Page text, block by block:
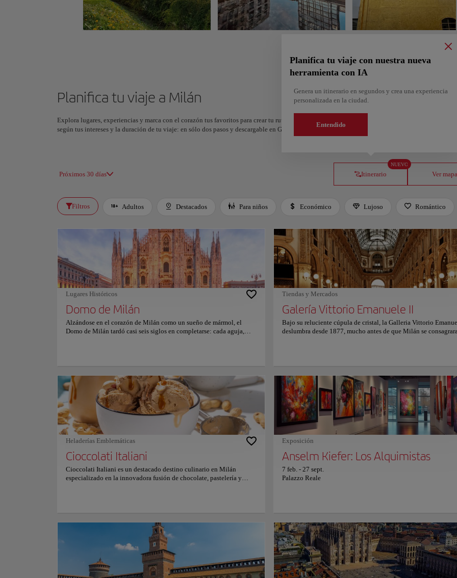
Planifica tu viaje a Milán
Explora lugares, experiencias y marca con el corazón tus favoritos para crear tu ruta y compartirla. ¿Quieres más ideas? Obtén un itinerario
según tus intereses y la duración de tu viaje: en sólo dos pasos y descargable en Google Maps.
Próximos 30 días Itinerario
NUEVO
Planifica tu viaje con nuestra nueva
herramienta con IA
Genera un itinerario en segundos y crea una experiencia
personalizada en la ciudad.
Entendido
Ver mapa
Filtros Adultos Destacados Para niños Económico Lujoso Romántico
Lugares Históricos
Domo de Milán
Alzándose en el corazón de Milán como un sueño de mármol, el
Domo de Milán tardó casi seis siglos en completarse: cada aguja,
pulidos por siglos de peregrinos. El magnífico órgano de tubos
resuena en la nave, sus armonías poderosas se mezclan con el eco de
la devoción y el asombro que habita cada rincón. Desde sus terrazas,
un mar de agujas perfora el horizonte, coronado por la dorada
Madonnina que brilla sobre el cielo lombardo: símbolo del alma y la
resiliencia milanesa. Aquí, los visitantes se sienten suspendidos entre
cielo y tierra, tocados por el arte, la fe y la eterna belleza del corazón
de Italia. Para obtener más información sobre horarios y precios,
consulte su página web oficial.
Tiendas y Mercados
Galería Vittorio Emanuele II
Bajo su reluciente cúpula de cristal, la Galleria Vittorio
deslumbra desde 1877, mucho antes de que Milán se
belleza. Entre boutiques de lujo y cafés legendarios, los
suelo revelan los símbolos de las ciudades italianas—y el
toro de los Saboya, girado tres veces para atraer la suerte. Pasear
sus arcadas bañadas de sol es entrar en un museo vivo del estilo
milanés. Cada reflejo, aroma y melodía celebra la pasión de la
por la elegancia y la innovación: una invitación a disfrutar la
vita en uno de los lugares más mágicos de Italia.
Heladerías Emblemáticas
Cioccolati Italiani
Cioccolati Italiani es un destacado destino culinario en Milán
especializado en la innovadora fusión de chocolate, pastelería y
placentera para todos los entusiastas del chocolate. El programa de
bebidas destaca una refinada selección de cafés de especialidad y
chocolates calientes de autor. Estas bebidas se preparan
meticulosamente para armonizar con los diversos perfiles de sabor de
la bollería gourmet y las opciones de brunch. El servicio profesional
garantiza un recorrido de degustación equilibrado, proporcionando
acompañamientos sofisticados a los postres creativos y a las
Exposición
Anselm Kiefer: Los Alquimistas
7 feb. - 27 sept.
Palazzo Reale